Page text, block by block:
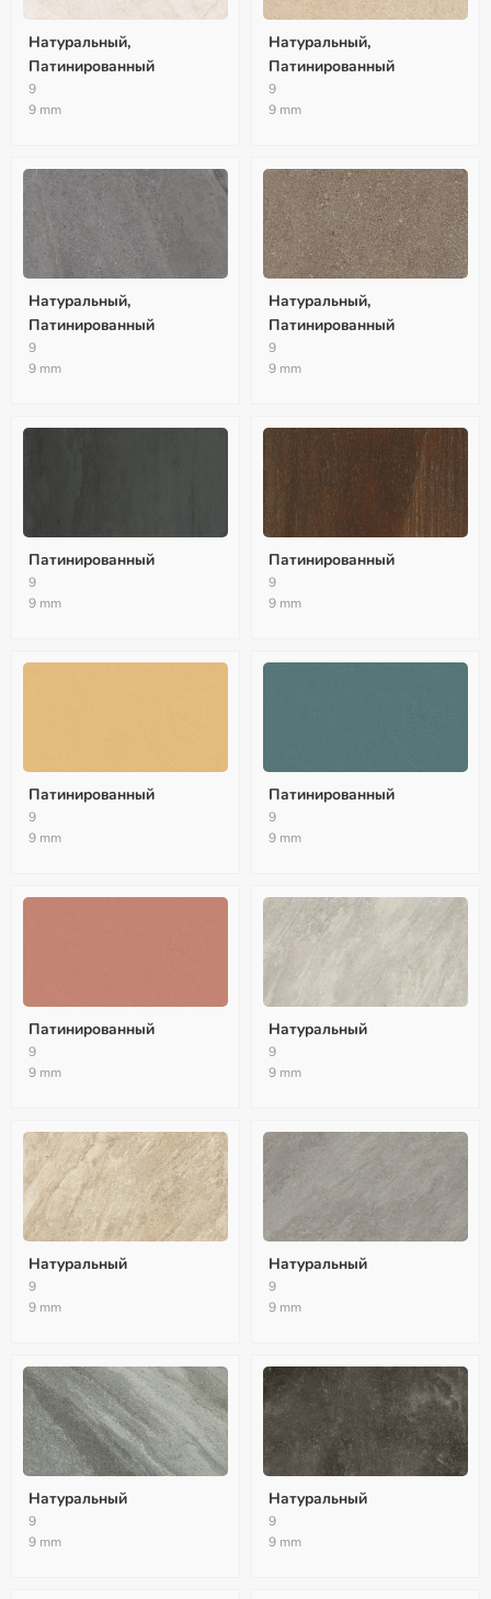
Натуральный,
Патинированный
9
9 mm
Натуральный,
Патинированный
9
9 mm
Натуральный,
Патинированный
9
9 mm
Натуральный,
Патинированный
9
9 mm
Патинированный
9
9 mm
Патинированный
9
9 mm
Патинированный
9
9 mm
Патинированный
9
9 mm
Патинированный
9
9 mm
Натуральный
9
9 mm
Натуральный
9
9 mm
Натуральный
9
9 mm
Натуральный
9
9 mm
Натуральный
9
9 mm